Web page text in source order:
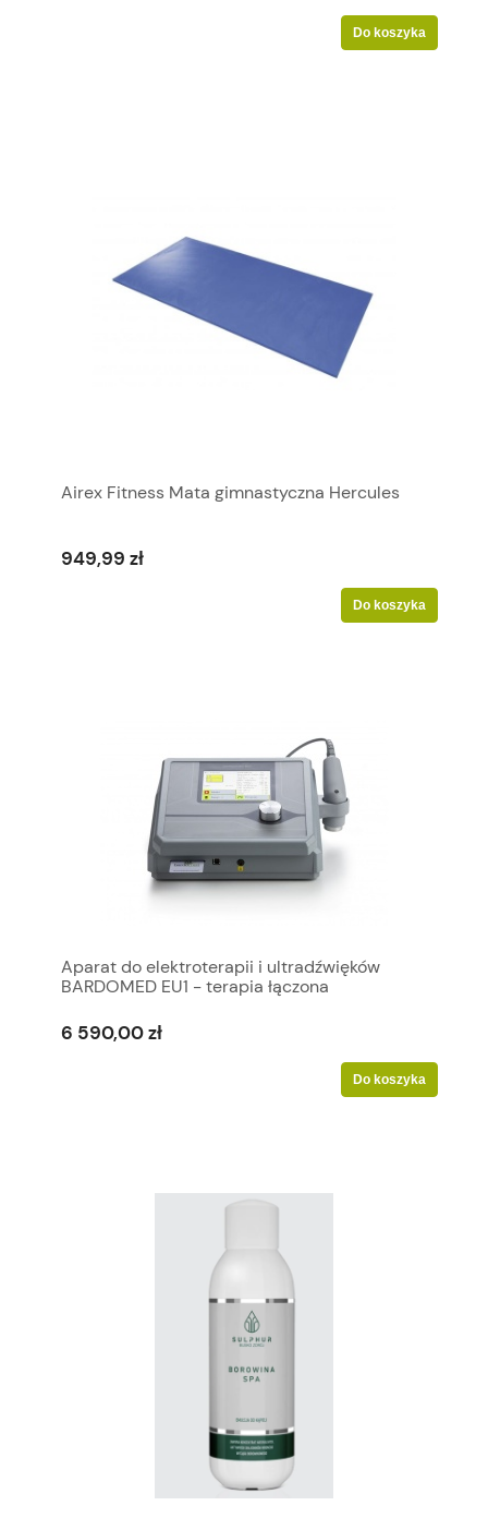
Do koszyka
Airex Fitness Mata gimnastyczna Hercules
949,99 zł
Do koszyka
Aparat do elektroterapii i ultradźwięków
BARDOMED EU1 - terapia łączona
6 590,00 zł
Do koszyka